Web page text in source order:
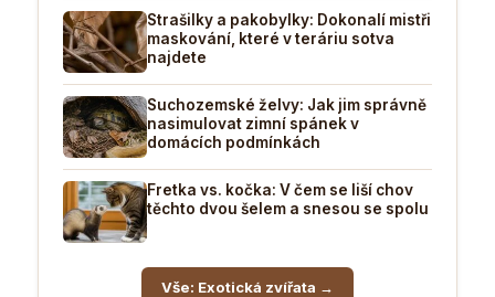
Strašilky a pakobylky: Dokonalí mistři
maskování, které v teráriu sotva
najdete
Suchozemské želvy: Jak jim správně
nasimulovat zimní spánek v
domácích podmínkách
Fretka vs. kočka: V čem se liší chov
těchto dvou šelem a snesou se spolu
Vše: Exotická zvířata →